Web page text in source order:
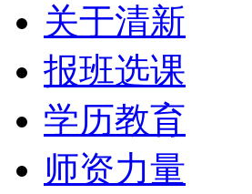
关于清新
报班选课
学历教育
师资力量